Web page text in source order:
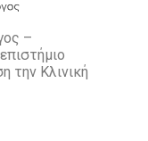
–
την Kλινική